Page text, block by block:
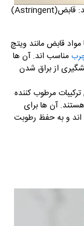
قابض(Astringent)
مواد قابض مانند ویتچ
مناسب اند. آن ها
از براق شدن
مرطوب کننده
آن ها برای
و به حفظ رطوبت